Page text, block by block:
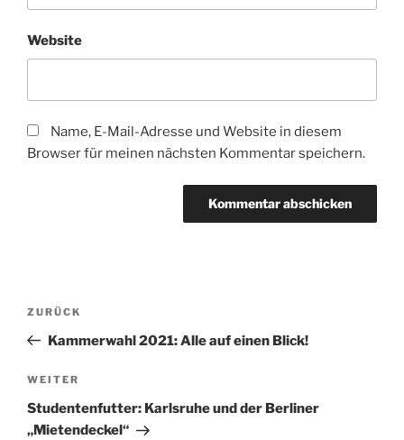
Website
Name, E-Mail-Adresse und Website in diesem
Browser für meinen nächsten Kommentar speichern.
Beitragsnavigation
Vorheriger
Beitrag
ZURÜCK
Kammerwahl 2021: Alle auf einen Blick!
Nächster
Beitrag
WEITER
Studentenfutter: Karlsruhe und der Berliner
„Mietendeckel“